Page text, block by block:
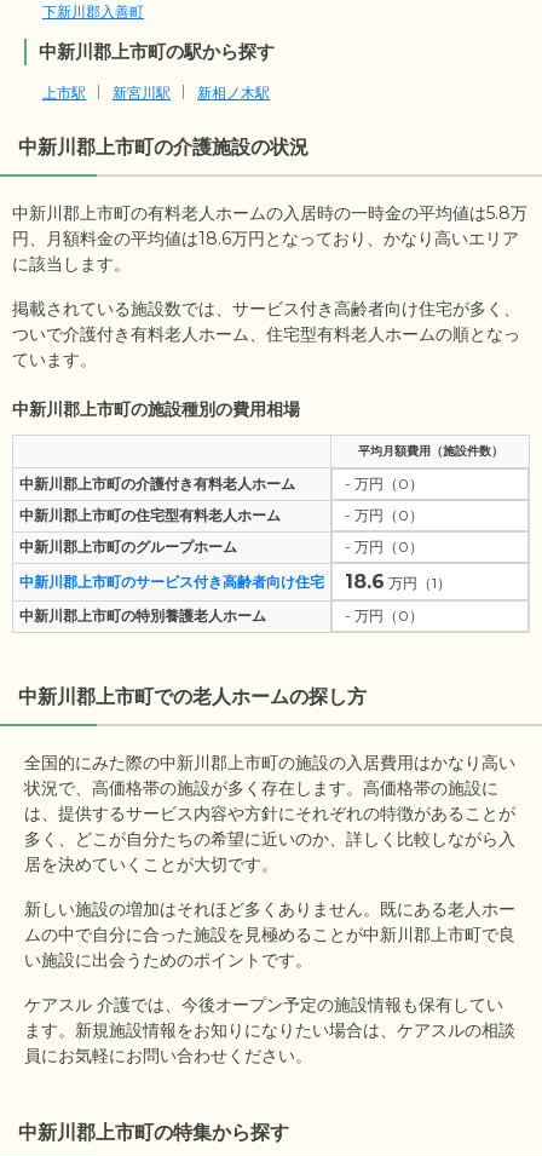
下新川郡入善町
中新川郡上市町の駅から探す
上市駅 新宮川駅 新相ノ木駅
中新川郡上市町の介護施設の状況
中新川郡上市町の有料老人ホームの入居時の一時金の平均値は5.8万
円、月額料金の平均値は18.6万円となっており、かなり高いエリア
に該当します。
掲載されている施設数では、サービス付き高齢者向け住宅が多く、
ついで介護付き有料老人ホーム、住宅型有料老人ホームの順となっ
ています。
中新川郡上市町の施設種別の費用相場
平均月額費用（施設件数）
中新川郡上市町の介護付き有料老人ホーム
- 万円（0）
中新川郡上市町の住宅型有料老人ホーム
- 万円（0）
中新川郡上市町のグループホーム
- 万円（0）
中新川郡上市町のサービス付き高齢者向け住宅
18.6 万円（1）
中新川郡上市町の特別養護老人ホーム
- 万円（0）
中新川郡上市町での老人ホームの探し方
全国的にみた際の中新川郡上市町の施設の入居費用はかなり高い
状況で、高価格帯の施設が多く存在します。高価格帯の施設に
は、提供するサービス内容や方針にそれぞれの特徴があることが
多く、どこが自分たちの希望に近いのか、詳しく比較しながら入
居を決めていくことが大切です。
新しい施設の増加はそれほど多くありません。既にある老人ホー
ムの中で自分に合った施設を見極めることが中新川郡上市町で良
い施設に出会うためのポイントです。
ケアスル 介護では、今後オープン予定の施設情報も保有してい
ます。新規施設情報をお知りになりたい場合は、ケアスルの相談
員にお気軽にお問い合わせください。
中新川郡上市町の特集から探す